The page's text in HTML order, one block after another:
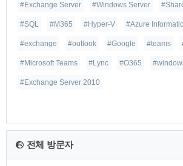
#Exchange Server #Windows Server
#SQL #M365 #Hyper-V #Azure
#exchange #outlook #Google #teams
#Microsoft Teams #Lync #O365
#Exchange Server 2010
전체 방문자